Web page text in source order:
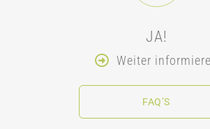
JA!
Weiter
FAQ’S